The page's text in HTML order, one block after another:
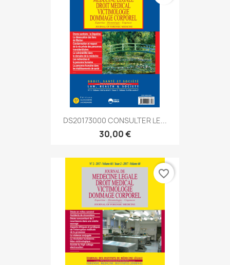
DS20173000 CONSULTER LE...
30,00 €
favorite_border